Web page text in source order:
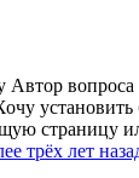
Автор вопроса
страницу
трёх лет